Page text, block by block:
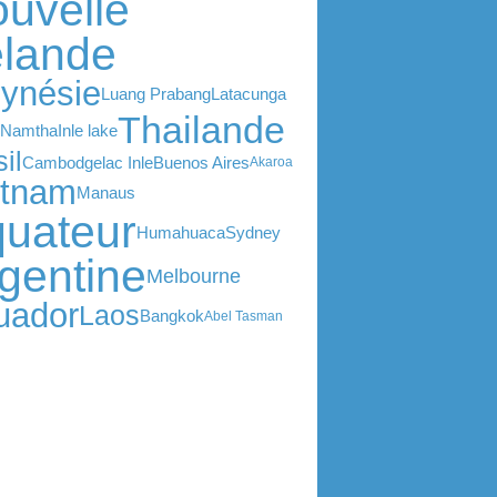
Luang PrabangLatacunga
Inle lakeThailande
Cambodgelac InleBuenos AiresAkaroa
Manaus
HumahuacaSydney
Melbourne
LaosBangkokAbel Tasman